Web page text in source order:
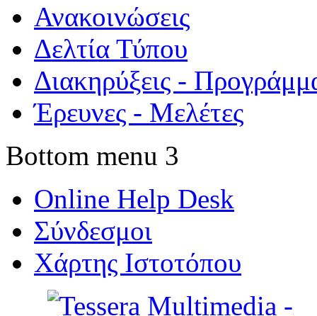
Ανακοινώσεις
Δελτία Τύπου
Διακηρύξεις -
Έρευνες - Μελέτες
Bottom menu 3
Online Help Desk
Σύνδεσμοι
Χάρτης Ιστοτόπου